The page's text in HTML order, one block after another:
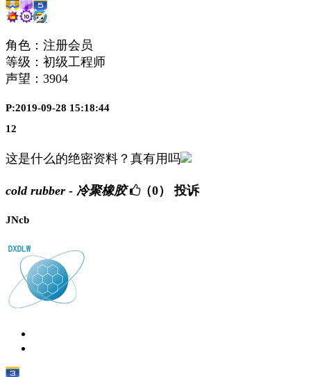
角色：注册会员
等级：初级工程师
声望： 3904
P:2019-09-28 15:18:44
12
这是什么的绝密资料？真有用吗
cold rubber - 冷聚橡胶 （0） 投诉
JNcb